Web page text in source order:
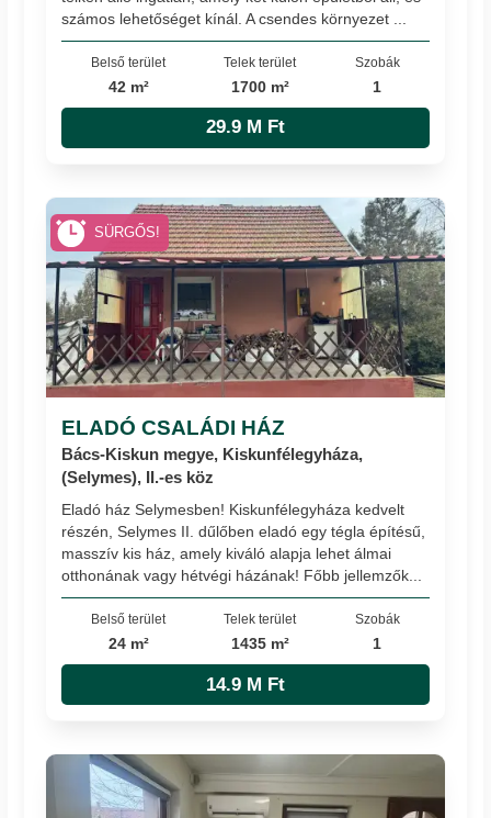
számos lehetőséget kínál. A csendes környezet ...
Belső terület
42 m²
Telek terület
1700 m²
Szobák
1
29.9 M Ft
ELADÓ CSALÁDI HÁZ
Bács-Kiskun megye, Kiskunfélegyháza,
(Selymes), II.-es köz
Eladó ház Selymesben! Kiskunfélegyháza kedvelt
részén, Selymes II. dűlőben eladó egy tégla építésű,
masszív kis ház, amely kiváló alapja lehet álmai
otthonának vagy hétvégi házának! Főbb jellemzők...
Belső terület
24 m²
Telek terület
1435 m²
Szobák
1
14.9 M Ft
SÜRGŐS!